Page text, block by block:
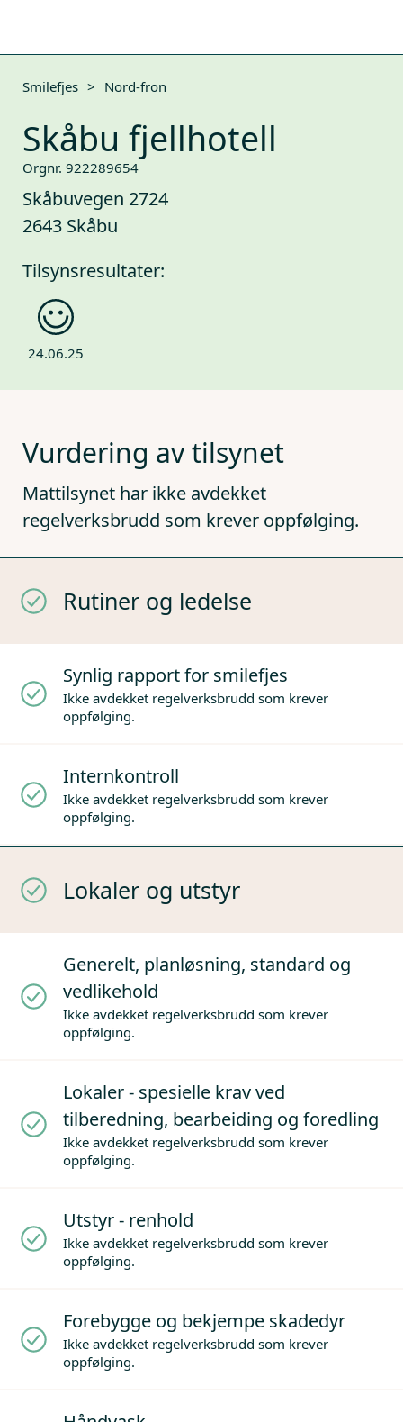
Smilefjes > Nord-fron
Skåbu fjellhotell
Orgnr. 922289654
Skåbuvegen 2724
2643 Skåbu
Tilsynsresultater:
24.06.25
Vurdering av tilsynet
Mattilsynet har ikke avdekket
regelverksbrudd som krever oppfølging.
Rutiner og ledelse
Synlig rapport for smilefjes
Ikke avdekket regelverksbrudd som krever
oppfølging.
Internkontroll
Ikke avdekket regelverksbrudd som krever
oppfølging.
Lokaler og utstyr
Generelt, planløsning, standard og
vedlikehold
Ikke avdekket regelverksbrudd som krever
oppfølging.
Lokaler - spesielle krav ved
tilberedning, bearbeiding og foredling
Ikke avdekket regelverksbrudd som krever
oppfølging.
Utstyr - renhold
Ikke avdekket regelverksbrudd som krever
oppfølging.
Forebygge og bekjempe skadedyr
Ikke avdekket regelverksbrudd som krever
oppfølging.